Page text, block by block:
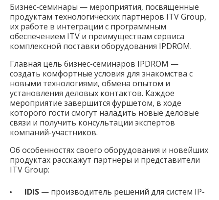
Бизнес-семинары — мероприятия, посвященные
продуктам технологических партнеров ITV Group,
их работе в интеграции с программным
обеспечением ITV и преимуществам сервиса
комплексной поставки оборудования IPDROM.
Главная цель бизнес-семинаров IPDROM —
создать комфортные условия для знакомства с
новыми технологиями, обмена опытом и
установления деловых контактов. Каждое
мероприятие завершится фуршетом, в ходе
которого гости смогут наладить новые деловые
связи и получить консультации экспертов
компаний-участников.
Об особенностях своего оборудования и новейших
продуктах расскажут партнеры и представители
ITV Group:
IDIS — производитель решений для систем IP-